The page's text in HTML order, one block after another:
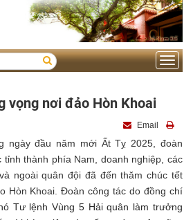
Toggle
vọng nơi đảo Hòn Khoai
Email
ngày đầu năm mới Ất Tỵ 2025, đoàn
tỉnh thành phía Nam, doanh nghiệp, các
ngoài quân đội đã đến thăm chúc tết
Hòn Khoai. Đoàn công tác do đồng chí
Tư lệnh Vùng 5 Hải quân làm trưởng